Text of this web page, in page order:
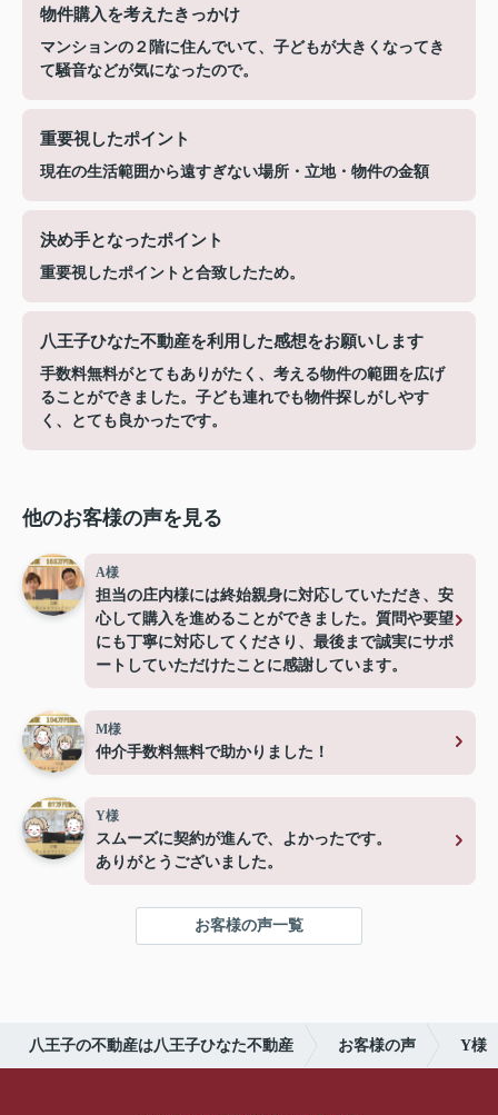
物件購入を考えたきっかけ
マンションの２階に住んでいて、子どもが大きくなってき
て騒音などが気になったので。
重要視したポイント
現在の生活範囲から遠すぎない場所・立地・物件の金額
決め手となったポイント
重要視したポイントと合致したため。
八王子ひなた不動産を利用した感想をお願いします
手数料無料がとてもありがたく、考える物件の範囲を広げ
ることができました。子ども連れでも物件探しがしやす
く、とても良かったです。
他のお客様の声を見る
A様
担当の庄内様には終始親身に対応していただき、安
心して購入を進めることができました。質問や要望
にも丁寧に対応してくださり、最後まで誠実にサポ
ートしていただけたことに感謝しています。
M様
仲介手数料無料で助かりました！
Y様
スムーズに契約が進んで、よかったです。
ありがとうございました。
お客様の声一覧
八王子の不動産は八王子ひなた不動産 お客様の声 Y様